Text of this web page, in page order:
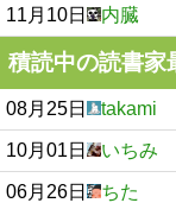
11月10日 内臓
積読中の読書家
08月25日 takami
10月01日 いちみ
06月26日 ちた